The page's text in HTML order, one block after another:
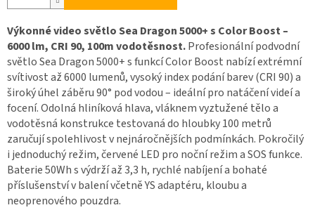
Výkonné video světlo Sea Dragon 5000+ s Color Boost –
6000 lm, CRI 90, 100m vodotěsnost.Profesionální podvodní
světlo Sea Dragon 5000+ s funkcí Color Boost nabízí extrémní
svítivost až 6000 lumenů, vysoký index podání barev (CRI 90) a
široký úhel záběru 90° pod vodou – ideální pro natáčení videí a
focení. Odolná hliníková hlava, vláknem vyztužené tělo a
vodotěsná konstrukce testovaná do hloubky 100 metrů
zaručují spolehlivost v nejnáročnějších podmínkách. Pokročilý
i jednoduchý režim, červené LED pro noční režim a SOS funkce.
Baterie 50Wh s výdrží až 3,3 h, rychlé nabíjení a bohaté
příslušenství v balení včetně YS adaptéru, kloubu a
neoprenového pouzdra.